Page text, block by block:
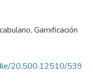
, Gamificación
20.500.12510/539